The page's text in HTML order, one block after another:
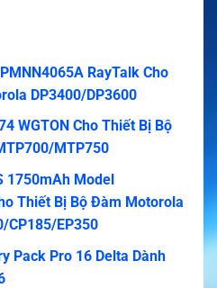
RayTalk Cho
DP3400/DP3600
WGTON Cho Thiết Bị Bộ
MTP750
1750mAh Model
Thiết Bị Bộ Đàm Motorola
CP185/EP350
Pack Pro 16 Delta Dành